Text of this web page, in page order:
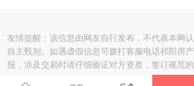
友情提醒：该信息由网友自行发布，不代表本网
自主甄别。如遇虚假信息可拨打客服电话祁阳房
报，涉及交易时请仔细验证对方资质，签订规范的